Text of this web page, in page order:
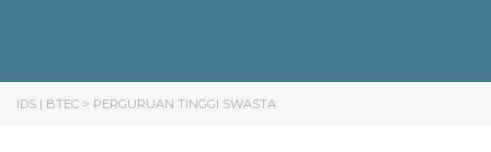
IDS | BTEC > PERGURUAN TINGGI SWASTA